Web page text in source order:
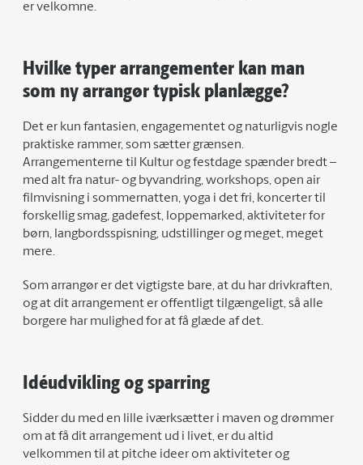
er velkomne.
Hvilke typer arrangementer kan man
som ny arrangør typisk planlægge?
Det er kun fantasien, engagementet og naturligvis nogle
praktiske rammer, som sætter grænsen.
Arrangementerne til Kultur og festdage spænder bredt –
med alt fra natur- og byvandring, workshops, open air
filmvisning i sommernatten, yoga i det fri, koncerter til
forskellig smag, gadefest, loppemarked, aktiviteter for
børn, langbordsspisning, udstillinger og meget, meget
mere.
Som arrangør er det vigtigste bare, at du har drivkraften,
og at dit arrangement er offentligt tilgængeligt, så alle
borgere har mulighed for at få glæde af det.
Idéudvikling og sparring
Sidder du med en lille iværksætter i maven og drømmer
om at få dit arrangement ud i livet, er du altid
velkommen til at pitche ideer om aktiviteter og